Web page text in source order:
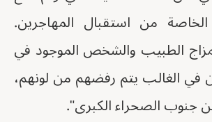
من استقبال المهاجرين.
الطبيب والشخص الموجود في
الغالب يتم رفضهم من لونهم،
جنوب الصحراء الكبرى".